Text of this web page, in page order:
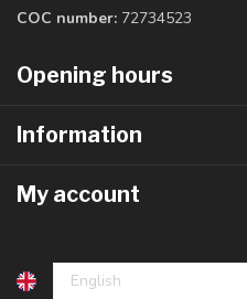
COC number: 72734523
Opening hours
Information
My account